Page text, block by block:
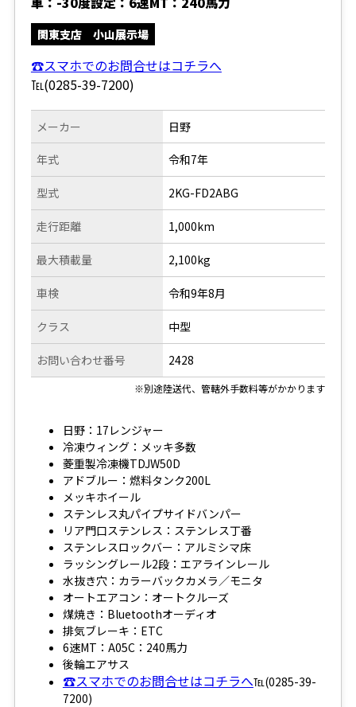
関東支店 小山展示場
☎スマホでのお問合せはコチラへ
℡(0285-39-7200)
メーカー
年式
型式
走行距離
日野
令和7年
2KG-FD2ABG
1,000km
最大積載量
車検
クラス
お問い合わせ番号
2,100kg
令和9年8月
中型
2428
※別途陸送代、管轄外手数料等がかかります
日野：17レンジャー
冷凍ウィング：メッキ多数
菱重製冷凍機TDJW50D
アドブルー：燃料タンク200L
メッキホイール
ステンレス丸パイプサイドバンパー
リア門口ステンレス：ステンレス丁番
ステンレスロックバー：アルミシマ床
ラッシングレール2段：エアラインレール
水抜き穴：カラーバックカメラ／モニタ
オートエアコン：オートクルーズ
煤焼き：Bluetoothオーディオ
排気ブレーキ：ETC
6速MT：A05C：240馬力
後輪エアサス
☎スマホでのお問合せはコチラへ℡(0285-39-
7200)